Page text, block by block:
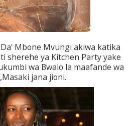
Mbone Mvungi akiwa katika
sherehe ya Kitchen Party yake
wa Bwalo la maafande wa
jana jioni.